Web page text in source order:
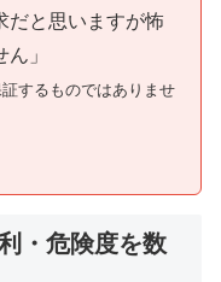
だと思いますが怖
」
するものではありませ
・危険度を数